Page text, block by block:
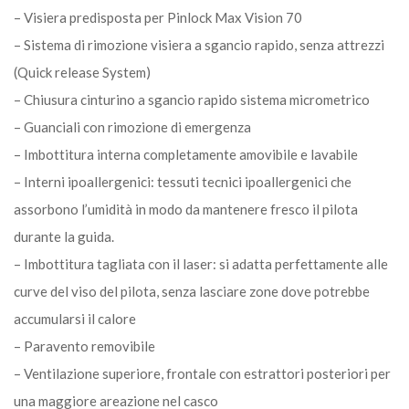
– Visiera predisposta per Pinlock Max Vision 70
– Sistema di rimozione visiera a sgancio rapido, senza attrezzi
(Quick release System)
– Chiusura cinturino a sgancio rapido sistema micrometrico
– Guanciali con rimozione di emergenza
– Imbottitura interna completamente amovibile e lavabile
– Interni ipoallergenici: tessuti tecnici ipoallergenici che
assorbono l’umidità in modo da mantenere fresco il pilota
durante la guida.
– Imbottitura tagliata con il laser: si adatta perfettamente alle
curve del viso del pilota, senza lasciare zone dove potrebbe
accumularsi il calore
– Paravento removibile
– Ventilazione superiore, frontale con estrattori posteriori per
una maggiore areazione nel casco